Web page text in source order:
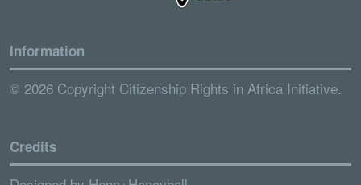
Information
© 2026 Copyright Citizenship Rights in Africa Initiative.
Credits